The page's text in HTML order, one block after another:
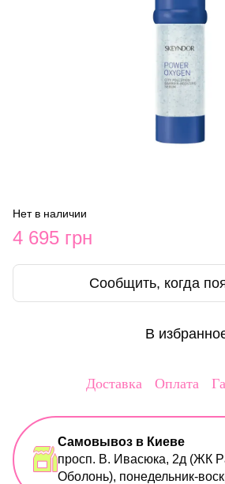
Нет в наличии
4 695 грн
Сообщить, когда
В
Доставка Оплата
Самовывоз в Киеве
просп. В. Ивасюка, 2д (ЖК
Оболонь), понедельник-